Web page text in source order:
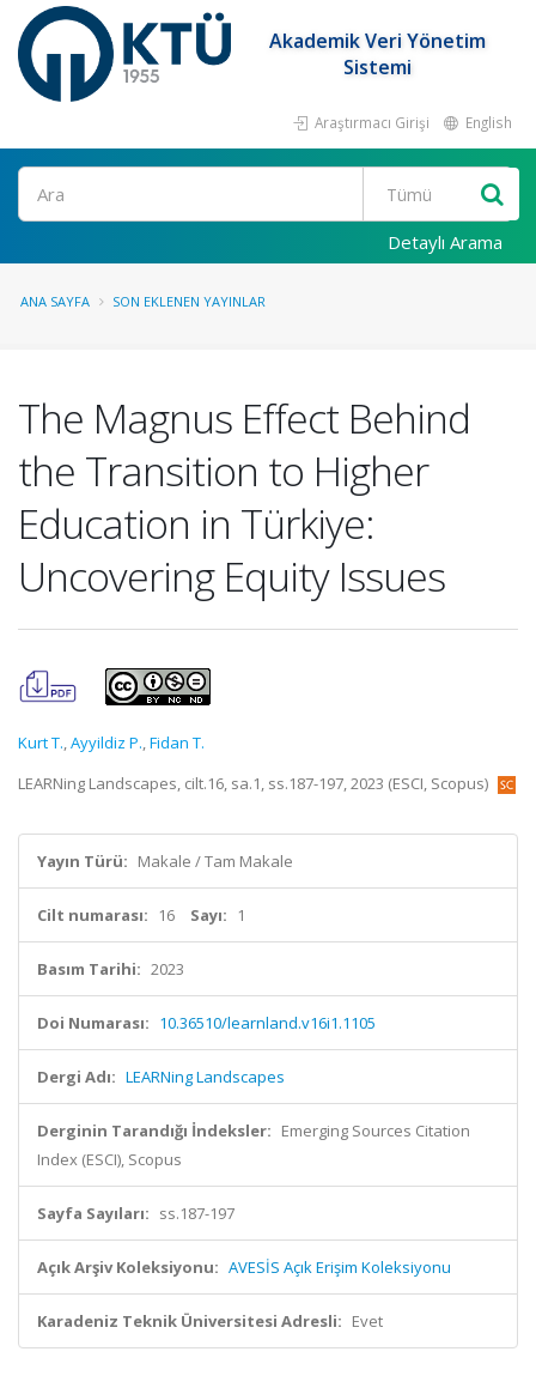
Akademik Veri Yönetim
Sistemi
Araştırmacı Girişi English
Ara
Detaylı Arama
ANA SAYFA SON EKLENEN YAYINLAR
The Magnus Effect Behind
the Transition to Higher
Education in Türkiye:
Uncovering Equity Issues
Kurt T.,Ayyildiz P.,Fidan T.
LEARNing Landscapes, cilt.16, sa.1, ss.187-197, 2023 (ESCI, Scopus)
Yayın Türü: Makale / Tam Makale
Cilt numarası: 16 Sayı: 1
Basım Tarihi: 2023
Doi Numarası: 10.36510/learnland.v16i1.1105
Dergi Adı: LEARNing Landscapes
Derginin Tarandığı İndeksler: Emerging Sources Citation
Index (ESCI), Scopus
Sayfa Sayıları: ss.187-197
Açık Arşiv Koleksiyonu: AVESİS Açık Erişim Koleksiyonu
Karadeniz Teknik Üniversitesi Adresli: Evet